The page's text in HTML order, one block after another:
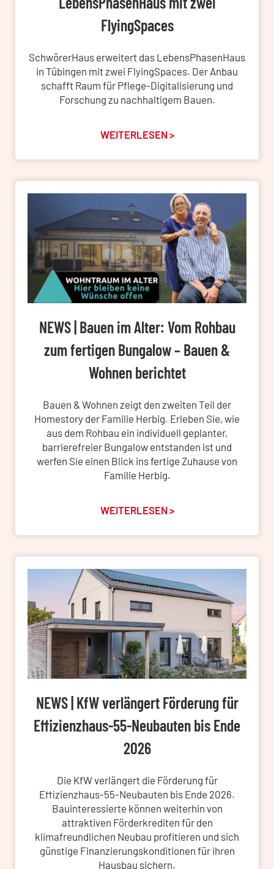
FlyingSpaces
SchwörerHaus erweitert das LebensPhasenHaus
in Tübingen mit zwei FlyingSpaces. Der Anbau
schafft Raum für Pflege-Digitalisierung und
Forschung zu nachhaltigem Bauen.
WEITERLESEN >
NEWS | Bauen im Alter: Vom Rohbau
zum fertigen Bungalow – Bauen &
Wohnen berichtet
Bauen & Wohnen zeigt den zweiten Teil der
Homestory der Familie Herbig. Erleben Sie, wie
aus dem Rohbau ein individuell geplanter,
barrierefreier Bungalow entstanden ist und
werfen Sie einen Blick ins fertige Zuhause von
Familie Herbig.
WEITERLESEN >
NEWS | KfW verlängert Förderung für
Effizienzhaus-55-Neubauten bis Ende
2026
Die KfW verlängert die Förderung für
Effizienzhaus-55-Neubauten bis Ende 2026.
Bauinteressierte können weiterhin von
attraktiven Förderkrediten für den
klimafreundlichen Neubau profitieren und sich
günstige Finanzierungskonditionen für ihren
Hausbau sichern.